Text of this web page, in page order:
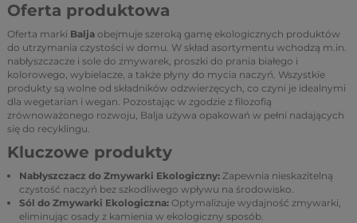
Oferta produktowa
Oferta marki Balja obejmuje szeroką gamę ekologicznych produktów
do utrzymania czystości w domu. W skład asortymentu wchodzą m.in.
nabłyszczacze i sole do zmywarek, proszki do prania białego i
kolorowego, wybielacze, a także płyny do mycia naczyń. Wszystkie
produkty są wolne od składników odzwierzęcych, co czyni je idealnymi
dla wegetarian i wegan. Pozostając w zgodzie z filozofią
zrównoważonego rozwoju, Balja używa opakowań w pełni nadających
się do recyklingu.
Kluczowe produkty
Nabłyszczacz do Zmywarki Ekologiczny: Zapewnia nieskazitelną
czystość naczyń bez szkodliwego wpływu na środowisko.
Sól do Zmywarki Ekologiczna: Optymalizuje wydajność zmywarki,
eliminując osady z kamienia w ekologiczny sposób.